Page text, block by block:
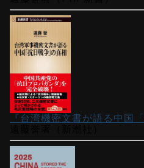
『台湾機密文書が語る中国